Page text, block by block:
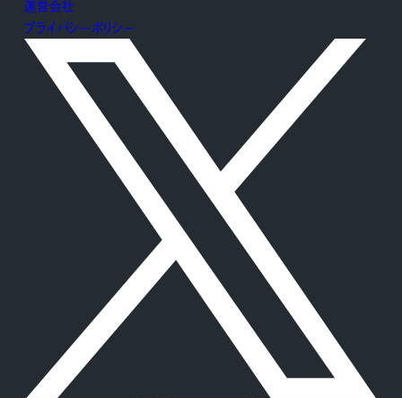
運営会社
プライバシーポリシー